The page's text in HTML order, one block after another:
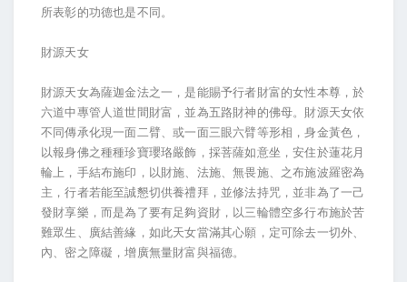
所表彰的功德也是不同。
財源天女
財源天女為薩迦金法之一，是能賜予行者財富的女性本尊，於
六道中專管人道世間財富，並為五路財神的佛母。財源天女依
不同傳承化現一面二臂、或一面三眼六臂等形相，身金黃色，
以報身佛之種種珍寶瓔珞嚴飾，採菩薩如意坐，安住於蓮花月
輪上，手結布施印，以財施、法施、無畏施、之布施波羅密為
主，行者若能至誠懇切供養禮拜，並修法持咒，並非為了一己
發財享樂，而是為了要有足夠資財，以三輪體空多行布施於苦
難眾生、廣結善緣，如此天女當滿其心願，定可除去一切外、
內、密之障礙，增廣無量財富與福德。